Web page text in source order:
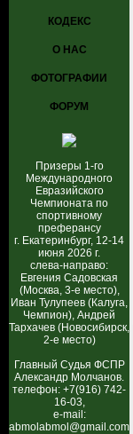
КОДЕКС
О НАС
ФОТОГРАФИИ
ФОРУМ
Призеры 1-го
Международного
Евразийского
Чемпионата по
спортивному
преферансу
г. Екатеринбург, 12-14
июня 2026 г.
слева-направо:
Евгения Садовская
(Москва, 3-е место),
Иван Тулупеев (Калуга,
Чемпион), Андрей
Тархачев (Новосибирск,
2-е место)
Главный Судья ФСПР
Александр Молчанов.
телефон: +7(916) 742-
16-03,
e-mail:
abmolabmol@gmail.com